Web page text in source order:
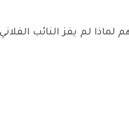
لم يفز النائب الفلاني